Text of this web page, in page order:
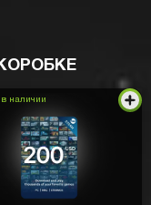
в наличии